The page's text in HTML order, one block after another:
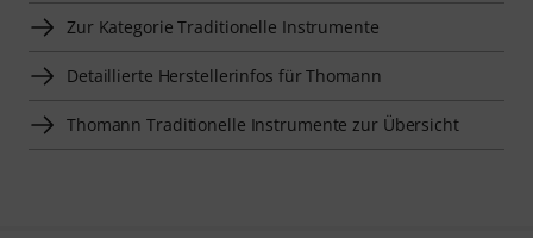
Zur Kategorie Traditionelle Instrumente
Detaillierte Herstellerinfos für Thomann
Thomann Traditionelle Instrumente zur Übersicht